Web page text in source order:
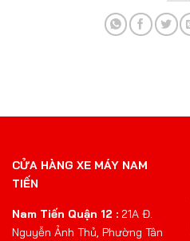
CỬA HÀNG XE MÁY NAM
TIẾN
Nam Tiến Quận 12 : 21A Đ.
Nguyễn Ảnh Thủ, Phường Tân